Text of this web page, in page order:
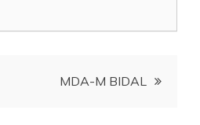
MDA-M BIDAL